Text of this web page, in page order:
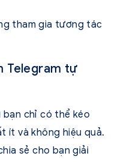
tham gia tương tác
Telegram tự
bạn chỉ có thể kéo
ít và không hiệu quả.
sẻ cho bạn giải